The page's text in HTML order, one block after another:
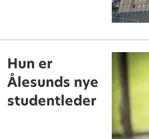
Hun er
Ålesunds nye
studentleder